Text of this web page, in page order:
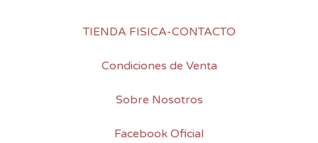
TIENDA FISICA-CONTACTO
Condiciones de Venta
Sobre Nosotros
Facebook Oficial